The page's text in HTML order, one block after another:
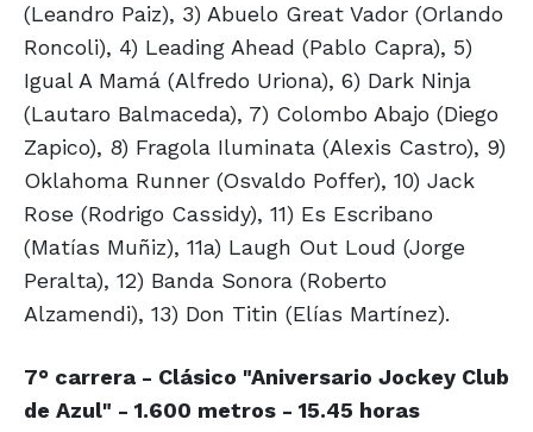
(Leandro Paiz), 3) Abuelo Great Vador (Orlando
Roncoli), 4) Leading Ahead (Pablo Capra), 5)
Igual A Mamá (Alfredo Uriona), 6) Dark Ninja
(Lautaro Balmaceda), 7) Colombo Abajo (Diego
Zapico), 8) Fragola Iluminata (Alexis Castro), 9)
Oklahoma Runner (Osvaldo Poffer), 10) Jack
Rose (Rodrigo Cassidy), 11) Es Escribano
(Matías Muñiz), 11a) Laugh Out Loud (Jorge
Peralta), 12) Banda Sonora (Roberto
Alzamendi), 13) Don Titin (Elías Martínez).
7° carrera - Clásico "Aniversario Jockey Club
de Azul" - 1.600 metros - 15.45 horas